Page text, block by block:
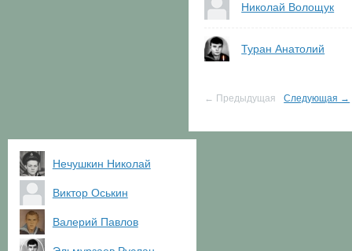
Николай Волощук
Туран Анатолий
← Предыдущая Следующая →
Нечушкин Николай
Виктор Оськин
Валерий Павлов